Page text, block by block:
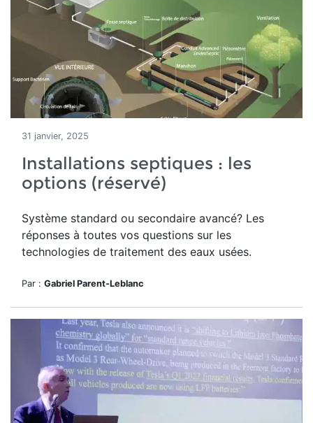
31 janvier, 2025
Installations septiques : les
options (réservé)
Système standard ou secondaire avancé? Les
réponses à toutes vos questions sur les
technologies de traitement des eaux usées.
Par : Gabriel Parent-Leblanc